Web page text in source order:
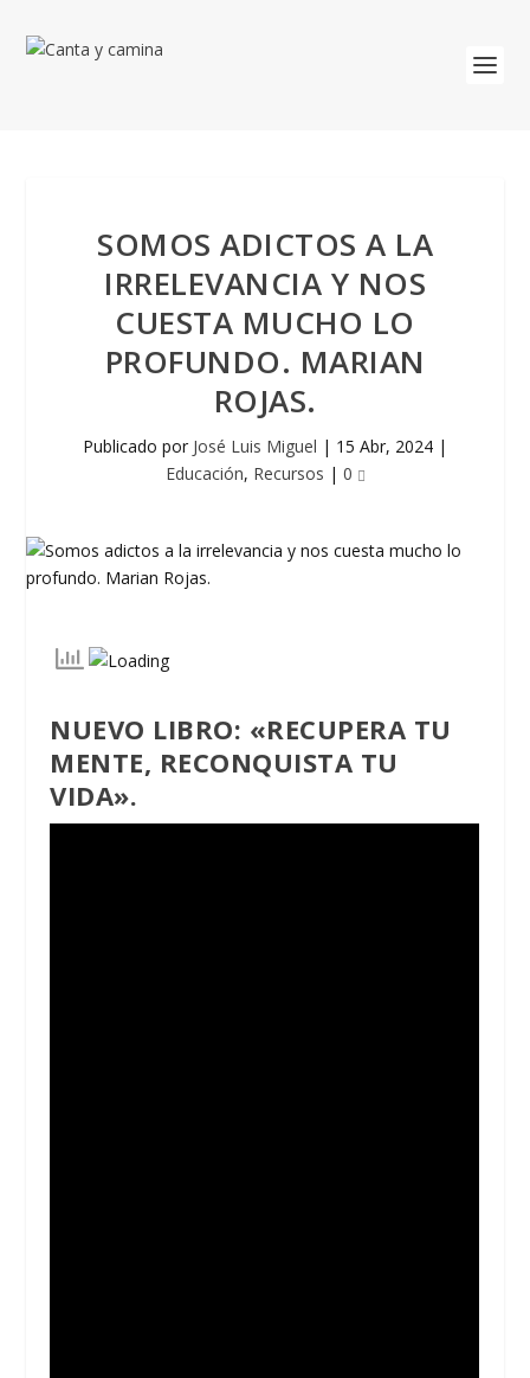
SOMOS ADICTOS A LA
IRRELEVANCIA Y NOS
CUESTA MUCHO LO
PROFUNDO. MARIAN
ROJAS.
Publicado por José Luis Miguel | 15 Abr, 2024 |
Educación, Recursos | 0
NUEVO LIBRO: «RECUPERA TU
MENTE, RECONQUISTA TU
VIDA».